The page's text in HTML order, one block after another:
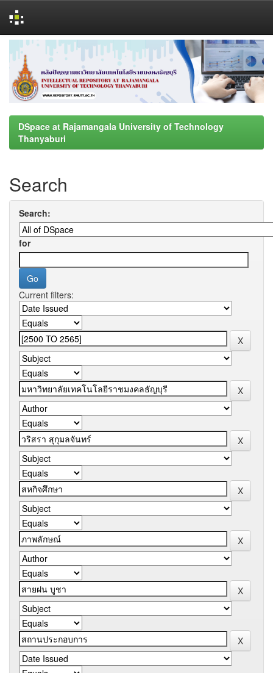
navigation
DSpace at Rajamangala University of Technology
Thanyaburi
Search
Search:
for
Current filters: